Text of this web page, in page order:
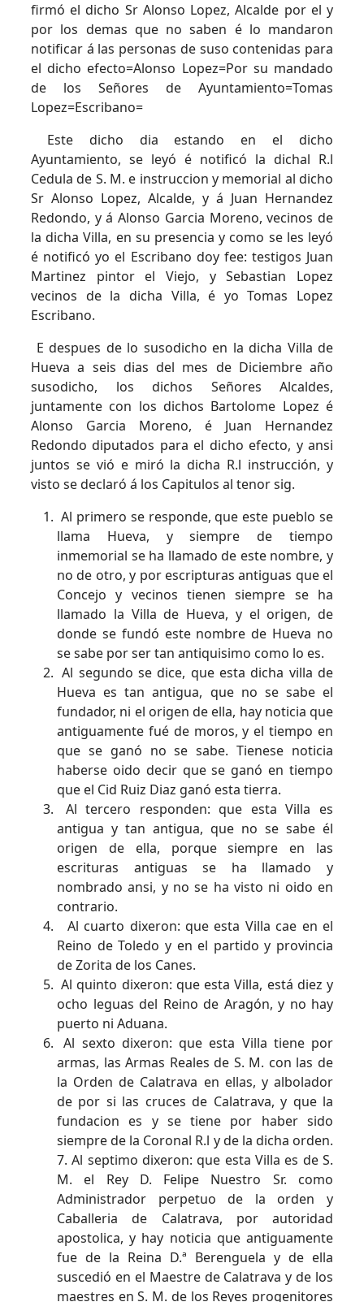
firmó el dicho Sr Alonso Lopez, Alcalde por el y
por los demas que no saben é lo mandaron
notificar á las personas de suso contenidas para
el dicho efecto=Alonso Lopez=Por su mandado
de los Señores de Ayuntamiento=Tomas
Lopez=Escribano=
Este dicho dia estando en el dicho
Ayuntamiento, se leyó é notificó la dichal R.l
Cedula de S. M. e instruccion y memorial al dicho
Sr Alonso Lopez, Alcalde, y á Juan Hernandez
Redondo, y á Alonso Garcia Moreno, vecinos de
la dicha Villa, en su presencia y como se les leyó
é notificó yo el Escribano doy fee: testigos Juan
Martinez pintor el Viejo, y Sebastian Lopez
vecinos de la dicha Villa, é yo Tomas Lopez
Escribano.
E despues de lo susodicho en la dicha Villa de
Hueva a seis dias del mes de Diciembre año
susodicho, los dichos Señores Alcaldes,
juntamente con los dichos Bartolome Lopez é
Alonso Garcia Moreno, é Juan Hernandez
Redondo diputados para el dicho efecto, y ansi
juntos se vió e miró la dicha R.l instrucción, y
visto se declaró á los Capitulos al tenor sig.
Al primero se responde, que este pueblo se
llama Hueva, y siempre de tiempo
inmemorial se ha llamado de este nombre, y
no de otro, y por escripturas antiguas que el
Concejo y vecinos tienen siempre se ha
llamado la Villa de Hueva, y el origen, de
donde se fundó este nombre de Hueva no
se sabe por ser tan antiquisimo como lo es.
Al segundo se dice, que esta dicha villa de
Hueva es tan antigua, que no se sabe el
fundador, ni el origen de ella, hay noticia que
antiguamente fué de moros, y el tiempo en
que se ganó no se sabe. Tienese noticia
haberse oido decir que se ganó en tiempo
que el Cid Ruiz Diaz ganó esta tierra.
Al tercero responden: que esta Villa es
antigua y tan antigua, que no se sabe él
origen de ella, porque siempre en las
escrituras antiguas se ha llamado y
nombrado ansi, y no se ha visto ni oido en
contrario.
Al cuarto dixeron: que esta Villa cae en el
Reino de Toledo y en el partido y provincia
de Zorita de los Canes.
Al quinto dixeron: que esta Villa, está diez y
ocho leguas del Reino de Aragón, y no hay
puerto ni Aduana.
Al sexto dixeron: que esta Villa tiene por
armas, las Armas Reales de S. M. con las de
la Orden de Calatrava en ellas, y albolador
de por si las cruces de Calatrava, y que la
fundacion es y se tiene por haber sido
siempre de la Coronal R.l y de la dicha orden.
7. Al septimo dixeron: que esta Villa es de S.
M. el Rey D. Felipe Nuestro Sr. como
Administrador perpetuo de la orden y
Caballeria de Calatrava, por autoridad
apostolica, y hay noticia que antiguamente
fue de la Reina D.ª Berenguela y de ella
suscedió en el Maestre de Calatrava y de los
maestres en S. M. de los Reyes progenitores